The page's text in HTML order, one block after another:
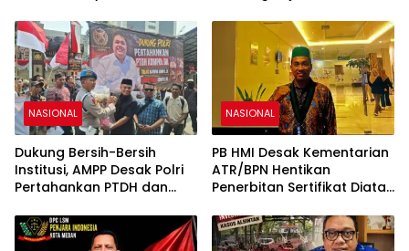
Negara
NASIONAL
Dukung Bersih-Bersih
Institusi, AMPP Desak Polri
Pertahankan PTDH dan
NASIONAL
PB HMI Desak Kementarian
ATR/BPN Hentikan
Penerbitan Sertifikat Diatas